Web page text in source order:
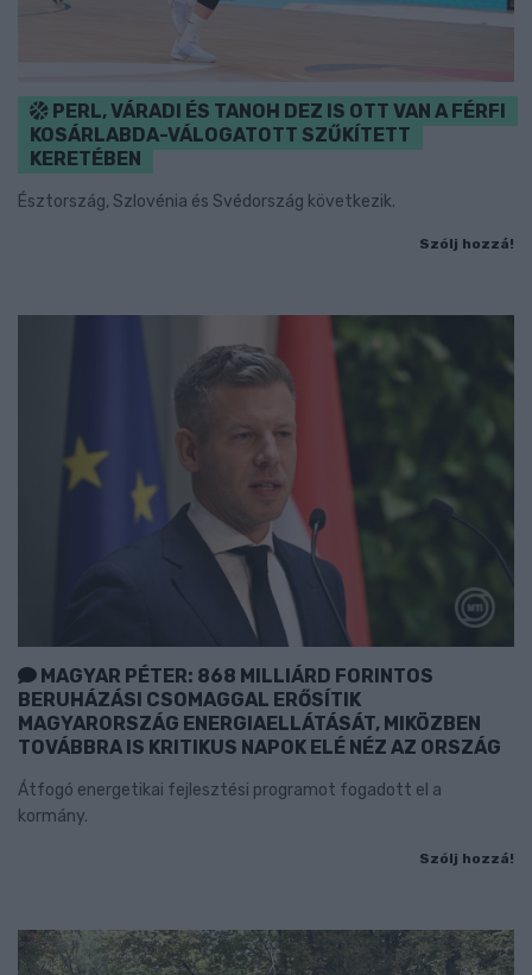
PERL, VÁRADI ÉS TANOH DEZ IS OTT VAN A FÉRFI
KOSÁRLABDA-VÁLOGATOTT SZŰKÍTETT
KERETÉBEN
Észtország, Szlovénia és Svédország következik.
Szólj hozzá!
MAGYAR PÉTER: 868 MILLIÁRD FORINTOS
BERUHÁZÁSI CSOMAGGAL ERŐSÍTIK
MAGYARORSZÁG ENERGIAELLÁTÁSÁT, MIKÖZBEN
TOVÁBBRA IS KRITIKUS NAPOK ELÉ NÉZ AZ ORSZÁG
Átfogó energetikai fejlesztési programot fogadott el a
kormány.
Szólj hozzá!